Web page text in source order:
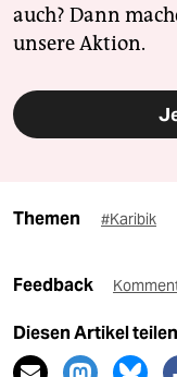
auch? Dann
unsere Aktion.
Themen #Karibik
Feedback
Diesen Artikel teilen